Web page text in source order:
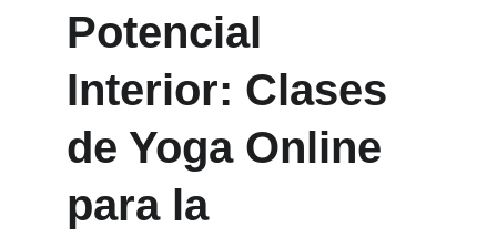
Potencial
Interior: Clases
de Yoga Online
para la